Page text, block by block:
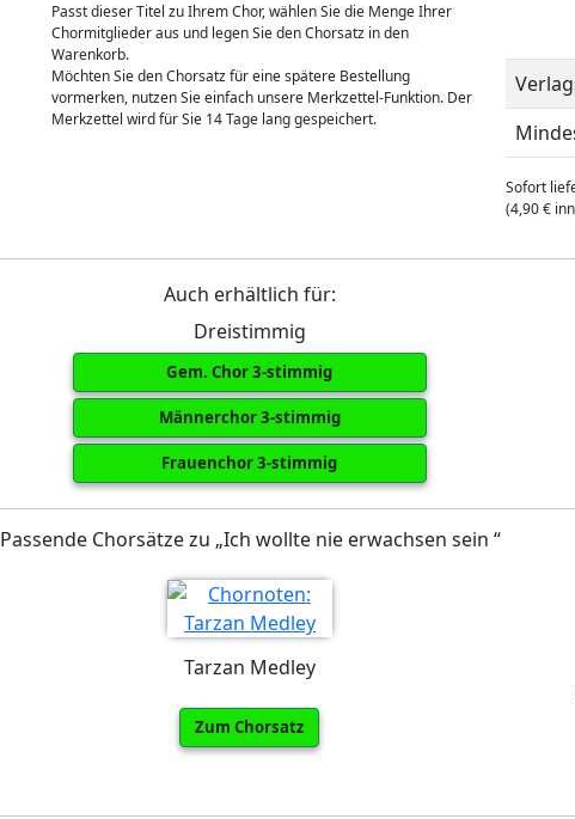
Passt dieser Titel zu Ihrem Chor, wählen Sie die Menge Ihrer
Chormitglieder aus und legen Sie den Chorsatz in den
Warenkorb.
Möchten Sie den Chorsatz für eine spätere Bestellung
vormerken, nutzen Sie einfach unsere Merkzettel-Funktion. Der
Merkzettel wird für Sie 14 Tage lang gespeichert.
Sofort
(4,90 €
Auch erhältlich für:
Dreistimmig
Gem. Chor 3-stimmig
Männerchor 3-stimmig
Frauenchor 3-stimmig
Passende Chorsätze zu „Ich wollte nie erwachsen sein “
Tarzan Medley
Zum Chorsatz